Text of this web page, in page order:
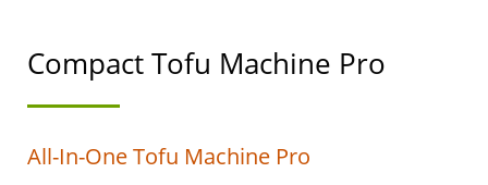
TAGAGAWA NG TOFU
MACHINE, TAGAGAWA
NG TOFU MACHINE,
Compact Tofu Machine Pro
All-In-One Tofu Machine Pro